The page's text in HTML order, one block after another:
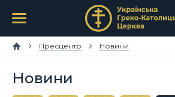
Пресцентр Новини
Новини